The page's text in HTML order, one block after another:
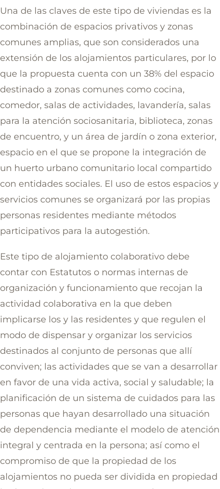
Una de las claves de este tipo de viviendas es la
combinación de espacios privativos y zonas
comunes amplias, que son considerados una
extensión de los alojamientos particulares, por lo
que la propuesta cuenta con un 38% del espacio
destinado a zonas comunes como cocina,
comedor, salas de actividades, lavandería, salas
para la atención sociosanitaria, biblioteca, zonas
de encuentro, y un área de jardín o zona exterior,
espacio en el que se propone la integración de
un huerto urbano comunitario local compartido
con entidades sociales. El uso de estos espacios y
servicios comunes se organizará por las propias
personas residentes mediante métodos
participativos para la autogestión.
Este tipo de alojamiento colaborativo debe
contar con Estatutos o normas internas de
organización y funcionamiento que recojan la
actividad colaborativa en la que deben
implicarse los y las residentes y que regulen el
modo de dispensar y organizar los servicios
destinados al conjunto de personas que allí
conviven; las actividades que se van a desarrollar
en favor de una vida activa, social y saludable; la
planificación de un sistema de cuidados para las
personas que hayan desarrollado una situación
de dependencia mediante el modelo de atención
integral y centrada en la persona; así como el
compromiso de que la propiedad de los
alojamientos no pueda ser dividida en propiedad